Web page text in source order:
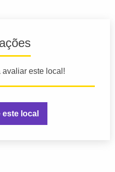
este local!
este local